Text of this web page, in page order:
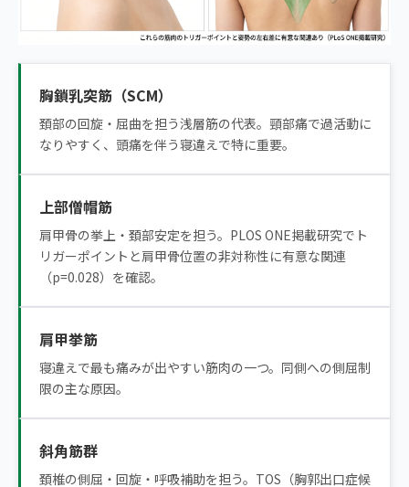
胸鎖乳突筋（SCM）
頚部の回旋・屈曲を担う浅層筋の代表。頸部痛で過活動に
なりやすく、頭痛を伴う寝違えで特に重要。
上部僧帽筋
肩甲骨の挙上・頚部安定を担う。PLOS ONE掲載研究でト
リガーポイントと肩甲骨位置の非対称性に有意な関連
（p=0.028）を確認。
肩甲挙筋
寝違えで最も痛みが出やすい筋肉の一つ。同側への側屈制
限の主な原因。
斜角筋群
頚椎の側屈・回旋・呼吸補助を担う。TOS（胸郭出口症候